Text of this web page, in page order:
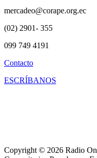
mercadeo@corape.org.ec
(02) 2901- 355
099 749 4191
Contacto
ESCRÍBANOS
Copyright © 2026 Radio